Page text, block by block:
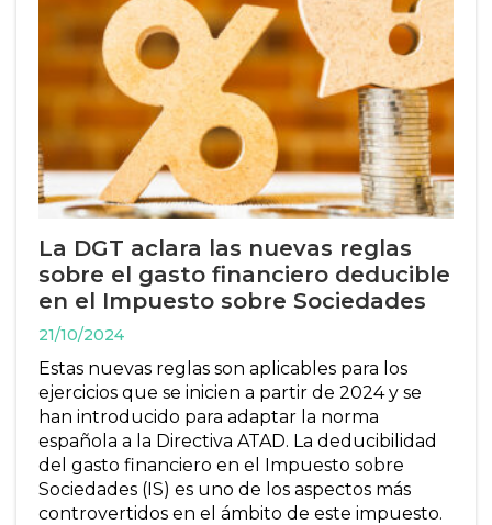
La DGT aclara las nuevas reglas
sobre el gasto financiero deducible
en el Impuesto sobre Sociedades
21/10/2024
Estas nuevas reglas son aplicables para los
ejercicios que se inicien a partir de 2024 y se
han introducido para adaptar la norma
española a la Directiva ATAD. La deducibilidad
del gasto financiero en el Impuesto sobre
Sociedades (IS) es uno de los aspectos más
controvertidos en el ámbito de este impuesto.